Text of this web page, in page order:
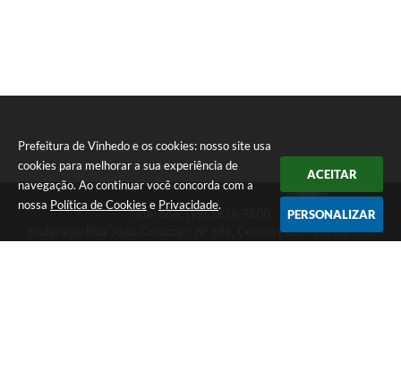
Prefeitura de Vinhedo e os cookies: nosso site usa
cookies para melhorar a sua experiência de
navegação. Ao continuar você concorda com a
nossa Política de Cookies e Privacidade.
ACEITAR
PERSONALIZAR
Telefone: (19) 3826-7800
Endereço: Rua João Corazzari, nº 394, Centro | CEP: 13280-091